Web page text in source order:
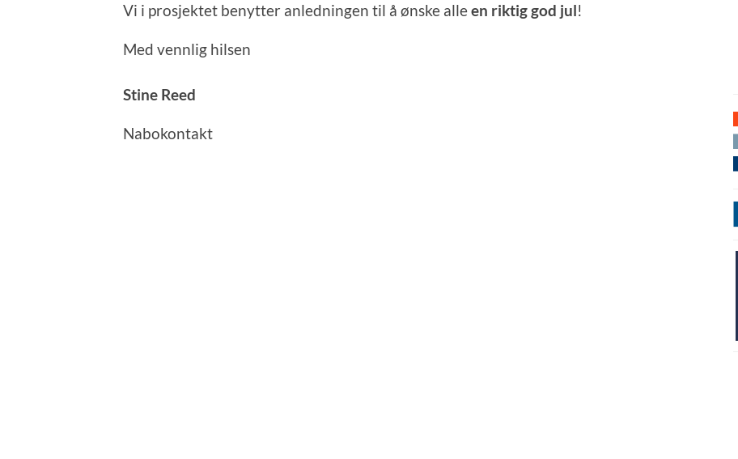
Vi i prosjektet benytter anledningen til å ønske alleen riktig god jul!
Med vennlig hilsen
Stine Reed
Nabokontakt